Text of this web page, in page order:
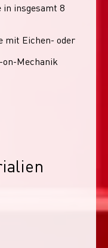
in insgesamt 8
mit Eichen- oder
Mechanik